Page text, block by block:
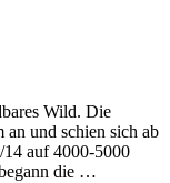
Wild. Die
an und schien sich ab
14 auf 4000-5000
die …